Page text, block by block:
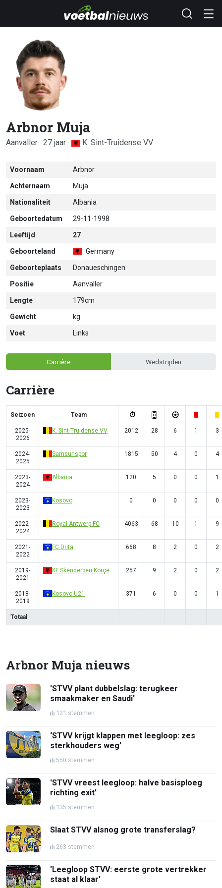
Arbnor Muja
Aanvaller · 27 jaar · K. Sint-Truidense VV
Voornaam Arbnor
Achternaam Muja
Nationaliteit Albania
Geboortedatum 29-11-1998
Leeftijd 27
Geboorteland Germany
Geboorteplaats Donaueschingen
Positie Aanvaller
Lengte 179cm
Gewicht kg
Voet Links
Carrière Wedstrijden
Carrière
Seizoen Team
2025-
2026
K. Sint-Truidense VV 2012 28 6 1 3
2024-
2025
Samsunspor 1815 50 4 0 4
2023-
2024
Albania 120 5 0 0 1
2023-
2023
Kosovo 0 0 0 0 0
2022-
2024
Royal Antwerp FC 4063 68 10 1 9
2021-
2022
FC Drita 668 8 2 0 2
2019-
2021
KF Skënderbeu Korçë 257 9 2 0 2
2018-
2019
Kosovo U21 371 6 0 0 1
Totaal
Arbnor Muja nieuws
'STVV plant dubbelslag: terugkeer
smaakmaker en Saudi'
121 stemmen
‘STVV krijgt klappen met leegloop: zes
sterkhouders weg’
550 stemmen
'STVV vreest leegloop: halve basisploeg
richting exit'
135 stemmen
Slaat STVV alsnog grote transferslag?
263 stemmen
'Leegloop STVV: eerste grote vertrekker
staat al klaar'